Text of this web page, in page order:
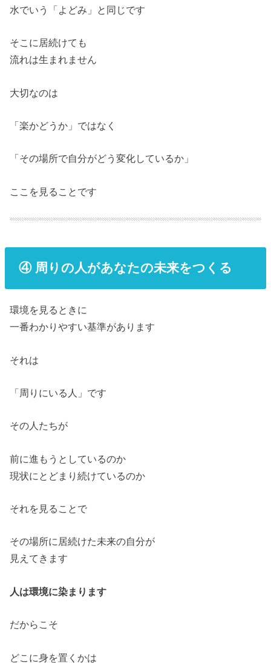
水でいう「よどみ」と同じです
そこに居続けても
流れは生まれません
大切なのは
「楽かどうか」ではなく
「その場所で自分がどう変化しているか」
ここを見ることです
④ 周りの人があなたの未来をつくる
環境を見るときに
一番わかりやすい基準があります
それは
「周りにいる人」です
その人たちが
前に進もうとしているのか
現状にとどまり続けているのか
それを見ることで
その場所に居続けた未来の自分が
見えてきます
人は環境に染まります
だからこそ
どこに身を置くかは